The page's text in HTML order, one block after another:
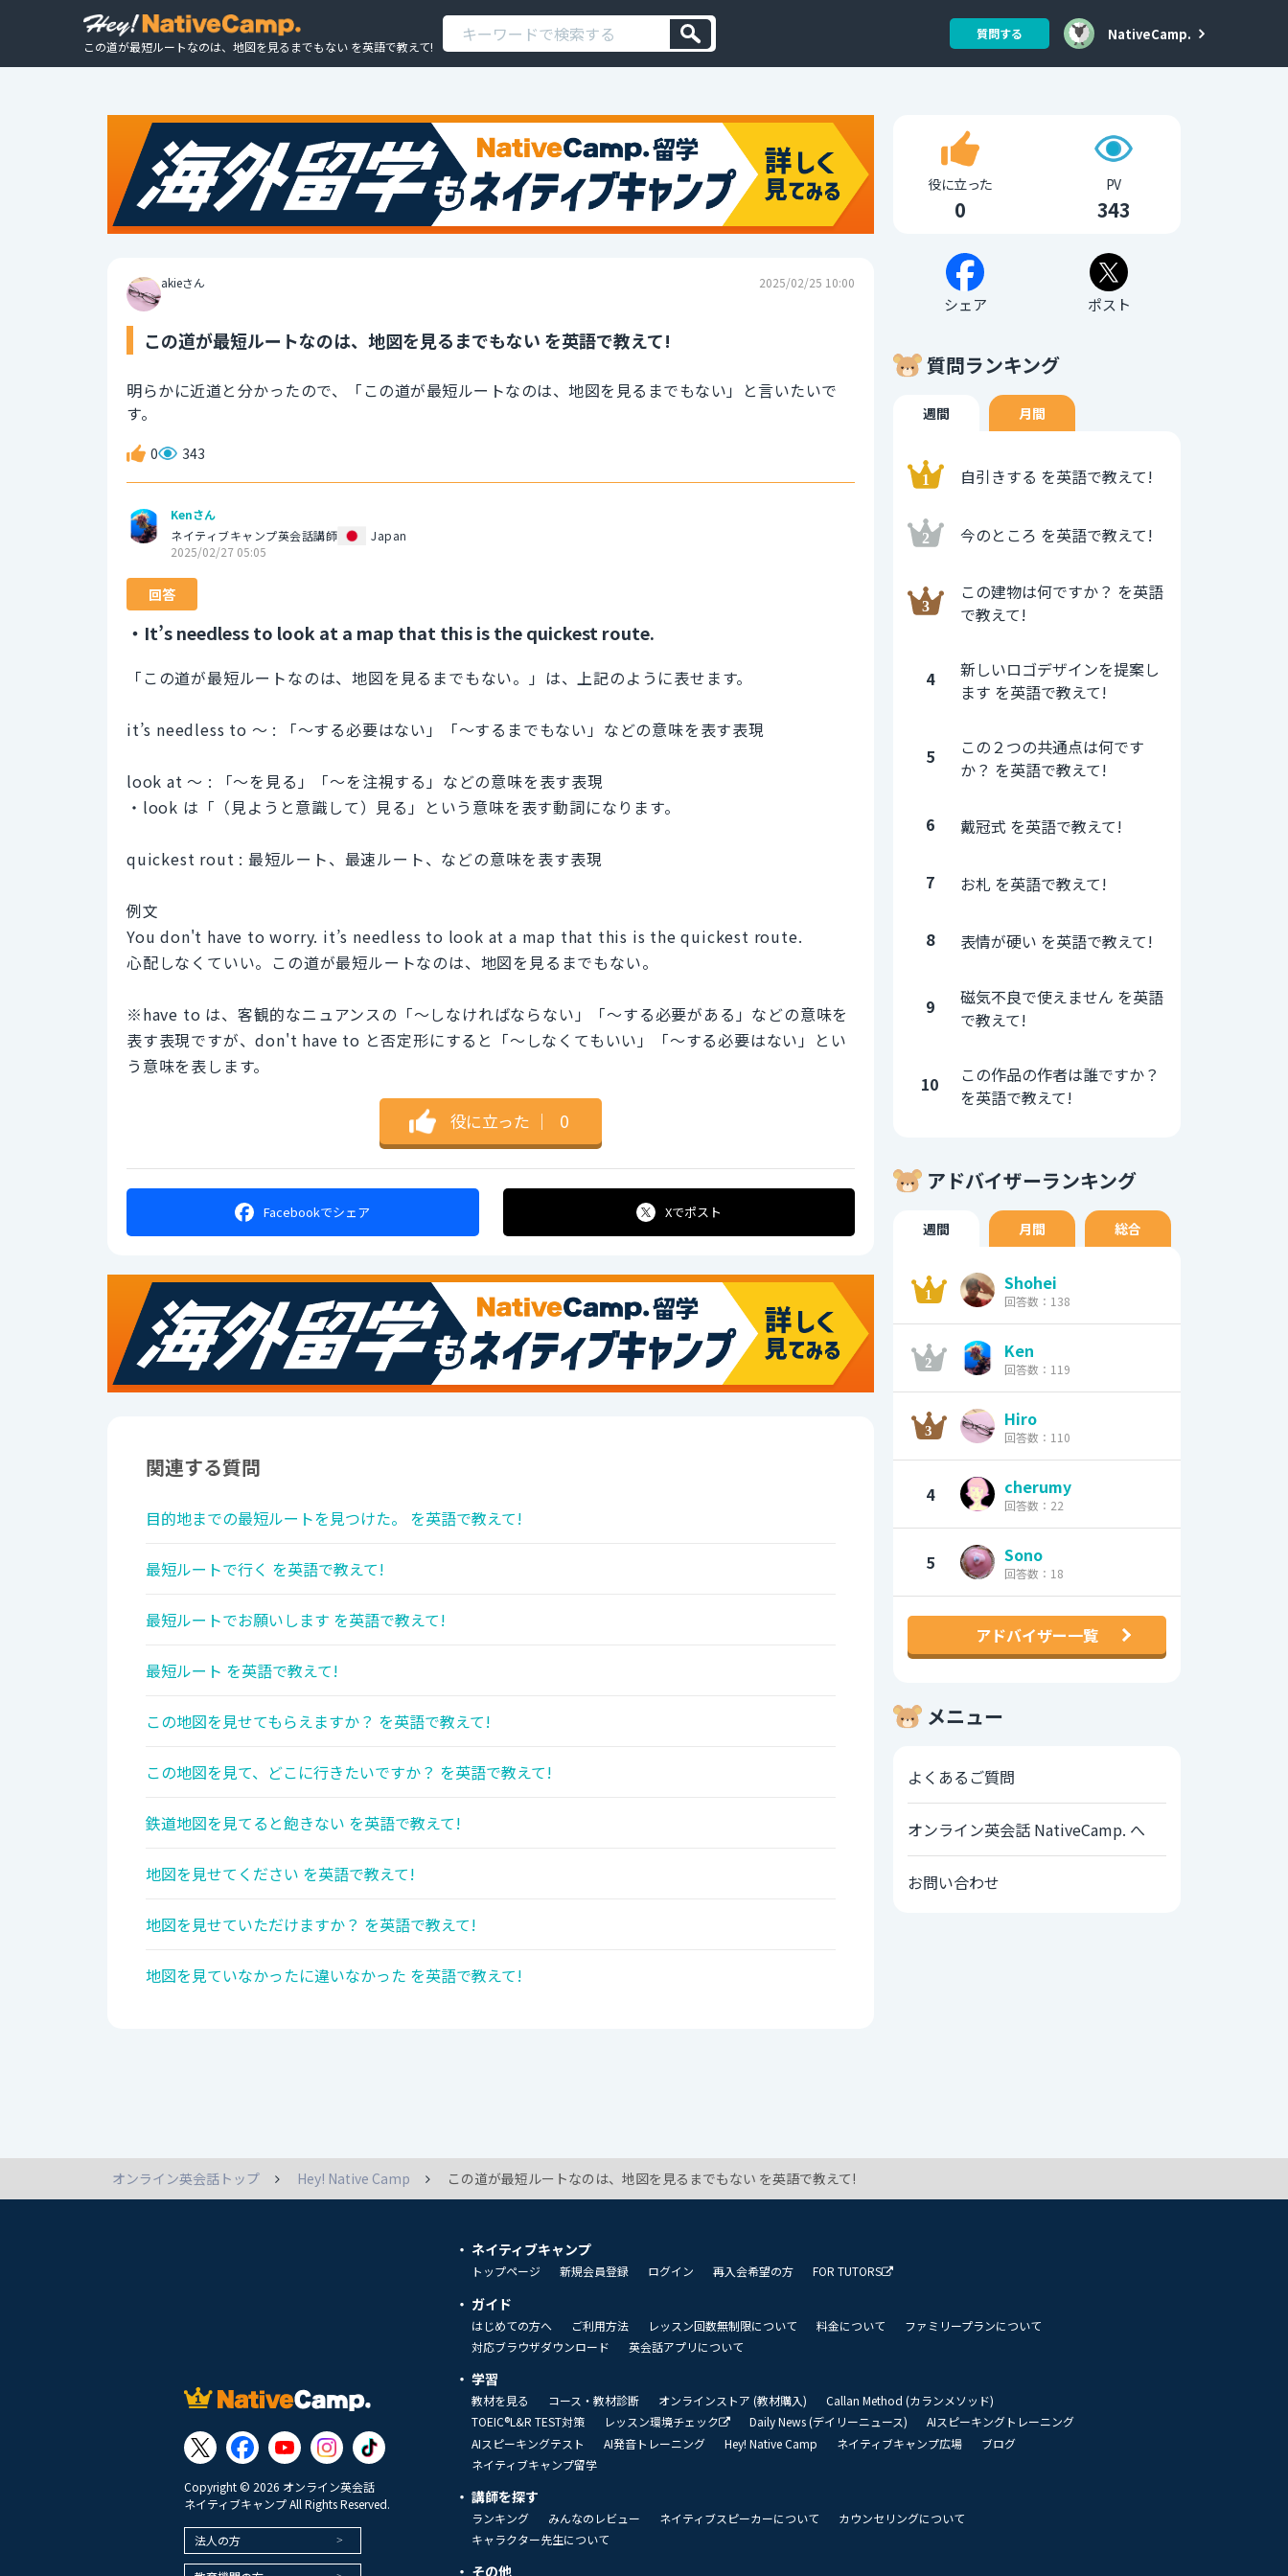
この道が最短ルートなのは、地図を見るまでもない を英語で教えて!
質問する NativeCamp.
akieさん 2025/02/25 10:00
この道が最短ルートなのは、地図を見るまでもない を英語で教えて!
明らかに近道と分かったので、「この道が最短ルートなのは、地図を見るまでもない」と言いたいで
す。
0 343
Kenさん
ネイティブキャンプ英会話講師
Japan
2025/02/27 05:05
回答
・It’s needless to look at a map that this is the quickest route.
「この道が最短ルートなのは、地図を見るまでもない。」は、上記のように表せます。
it’s needless to 〜 : 「〜する必要はない」「〜するまでもない」などの意味を表す表現
look at 〜 : 「〜を見る」「〜を注視する」などの意味を表す表現
・look は「（見ようと意識して）見る」という意味を表す動詞になります。
quickest rout : 最短ルート、最速ルート、などの意味を表す表現
例文
You don't have to worry. it’s needless to look at a map that this is the quickest route.
心配しなくていい。この道が最短ルートなのは、地図を見るまでもない。
※have to は、客観的なニュアンスの「〜しなければならない」「〜する必要がある」などの意味を
表す表現ですが、don't have to と否定形にすると「〜しなくてもいい」「〜する必要はない」とい
う意味を表します。
役に立った ｜ 0
Facebookでシェア Xでポスト
関連する質問
目的地までの最短ルートを見つけた。 を英語で教えて!
最短ルートで行く を英語で教えて!
最短ルートでお願いします を英語で教えて!
最短ルート を英語で教えて!
この地図を見せてもらえますか？ を英語で教えて!
この地図を見て、どこに行きたいですか？ を英語で教えて!
鉄道地図を見てると飽きない を英語で教えて!
地図を見せてください を英語で教えて!
地図を見せていただけますか？ を英語で教えて!
地図を見ていなかったに違いなかった を英語で教えて!
役に立った
0
PV
343
シェア ポスト
質問ランキング
週間 月間
自引きする を英語で教えて!
今のところ を英語で教えて!
この建物は何ですか？ を英語
で教えて!
4
新しいロゴデザインを提案し
ます を英語で教えて!
5
この２つの共通点は何です
か？ を英語で教えて!
6 戴冠式 を英語で教えて!
7 お札 を英語で教えて!
8 表情が硬い を英語で教えて!
9
磁気不良で使えません を英語
で教えて!
10
この作品の作者は誰ですか？
を英語で教えて!
アドバイザーランキング
週間 月間 総合
Shohei
回答数：138
Ken
回答数：119
Hiro
回答数：110
4 cherumy
回答数：22
5 Sono
回答数：18
アドバイザー一覧
メニュー
よくあるご質問
オンライン英会話 NativeCamp. へ
お問い合わせ
オンライン英会話トップ Hey! Native Camp この道が最短ルートなのは、地図を見るまでもない を英語で教えて!
Copyright © 2026 オンライン英会話
ネイティブキャンプ All Rights Reserved.
法人の方
ネイティブキャンプ
トップページ 新規会員登録 ログイン 再入会希望の方 FOR TUTORS
ガイド
はじめての方へ ご利用方法 レッスン回数無制限について 料金について
ファミリープランについて
対応ブラウザダウンロード
英会話アプリについて
学習
教材を見る コース・教材診断 オンラインストア (教材購入)
Callan Method (カランメソッド)
TOEIC®L&R TEST対策
レッスン環境チェック Daily News (デイリーニュース)
AIスピーキングトレーニング
AIスピーキングテスト
AI発音トレーニング Hey! Native Camp ネイティブキャンプ広場
ブログ
ネイティブキャンプ留学
講師を探す
ランキング みんなのレビュー ネイティブスピーカーについて
カウンセリングについて
キャラクター先生について
その他